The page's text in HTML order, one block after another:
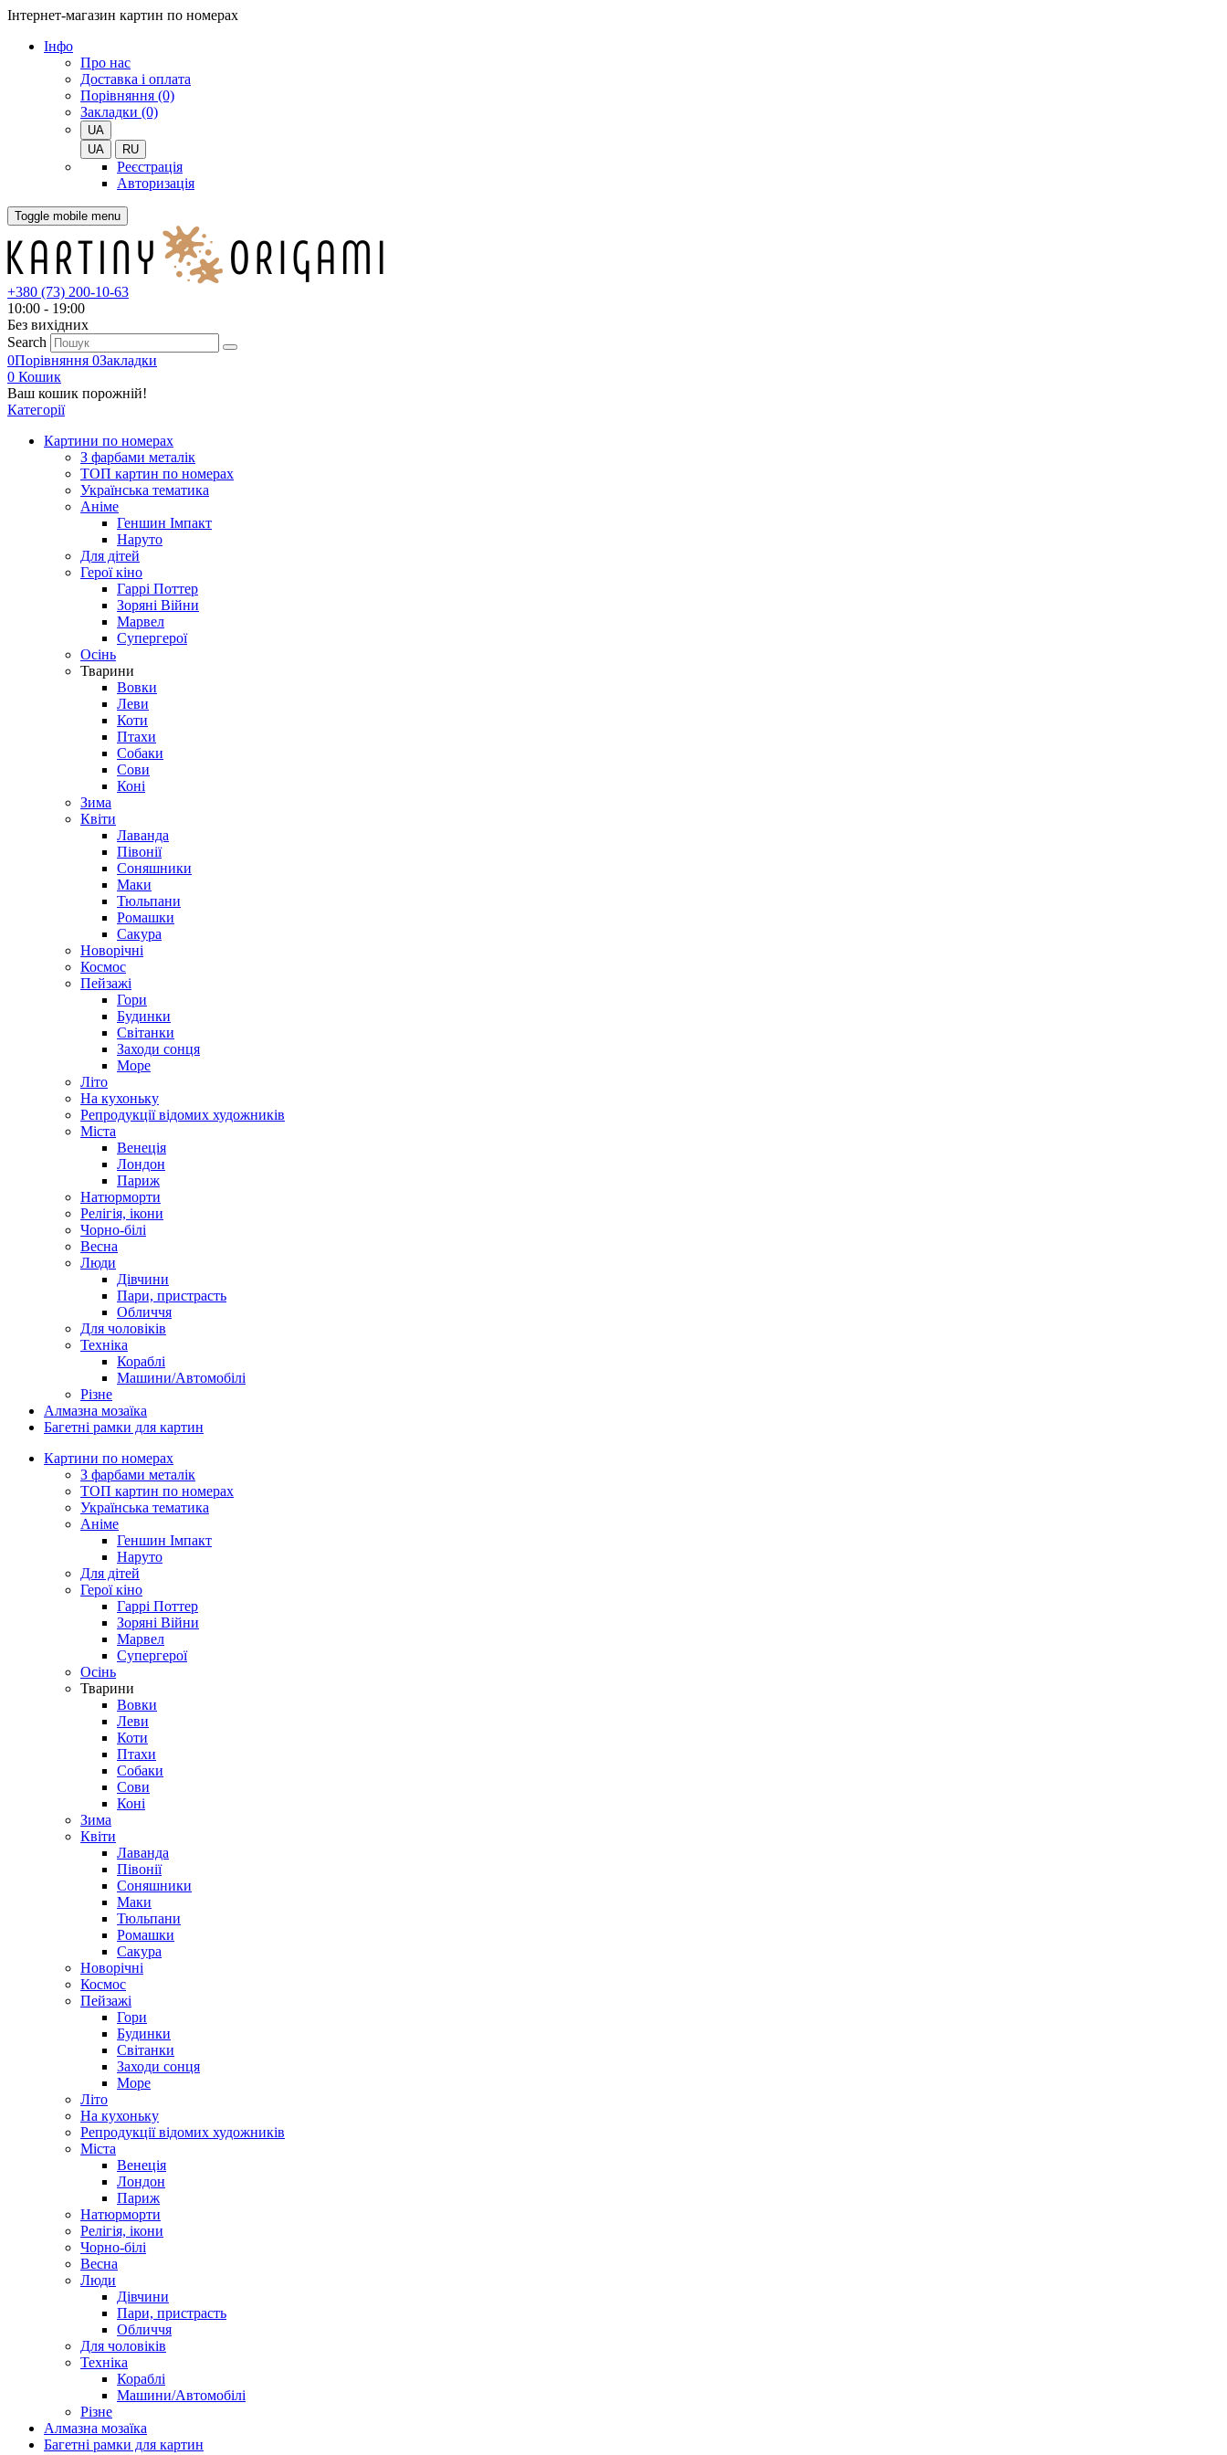
Інтернет-магазин картин по номерах
Iнфо
Про нас
Доставка і оплата
Порівняння (0)
Закладки (0)
UA
UA
RU
Реєстрація
Авторизація
Toggle mobile menu
+380 (73) 200-10-63
10:00 - 19:00
Без вихiдних
Search
0Порівняння 0Закладки
0 Кошик
Ваш кошик порожній!
Категорії
Картини по номерах
З фарбами металік
ТОП картин по номерах
Українська тематика
Аніме
Геншин Імпакт
Наруто
Для дітей
Герої кіно
Гаррі Поттер
Зоряні Війни
Марвел
Супергерої
Осінь
Тварини
Вовки
Леви
Коти
Птахи
Собаки
Сови
Коні
Зима
Квіти
Лаванда
Півонії
Соняшники
Маки
Тюльпани
Ромашки
Сакура
Новорічні
Космос
Пейзажі
Гори
Будинки
Світанки
Заходи сонця
Море
Літо
На кухоньку
Репродукції відомих художників
Міста
Венеція
Лондон
Париж
Натюрморти
Релігія, ікони
Чорно-білі
Весна
Люди
Дівчини
Пари, пристрасть
Обличчя
Для чоловіків
Техніка
Кораблі
Машини/Автомобілі
Різне
Алмазна мозаїка
Багетні рамки для картин
Картини по номерах
З фарбами металік
ТОП картин по номерах
Українська тематика
Аніме
Геншин Імпакт
Наруто
Для дітей
Герої кіно
Гаррі Поттер
Зоряні Війни
Марвел
Супергерої
Осінь
Тварини
Вовки
Леви
Коти
Птахи
Собаки
Сови
Коні
Зима
Квіти
Лаванда
Півонії
Соняшники
Маки
Тюльпани
Ромашки
Сакура
Новорічні
Космос
Пейзажі
Гори
Будинки
Світанки
Заходи сонця
Море
Літо
На кухоньку
Репродукції відомих художників
Міста
Венеція
Лондон
Париж
Натюрморти
Релігія, ікони
Чорно-білі
Весна
Люди
Дівчини
Пари, пристрасть
Обличчя
Для чоловіків
Техніка
Кораблі
Машини/Автомобілі
Різне
Алмазна мозаїка
Багетні рамки для картин